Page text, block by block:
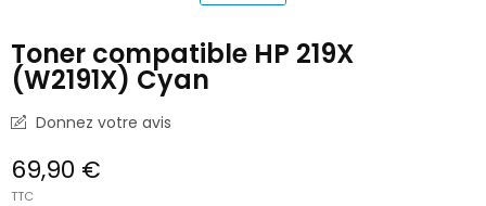
Toner compatible HP 219X
(W2191X) Cyan
Donnez votre avis
69,90 €
TTC